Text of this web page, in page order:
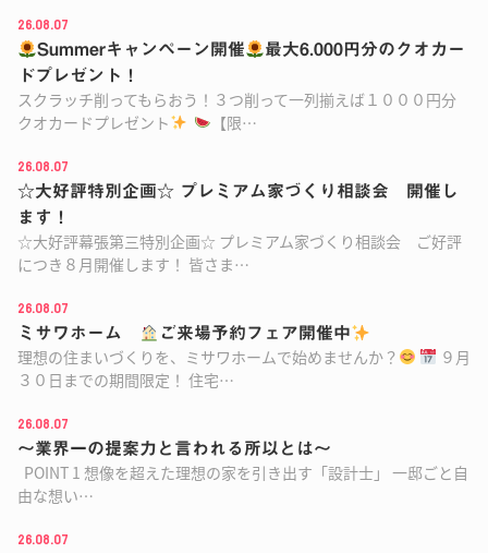
26.08.07
Summerキャンペーン開催
最大6.000円分のクオカー
ドプレゼント！
スクラッチ削ってもらおう！３つ削って一列揃えば１０００円分
クオカードプレゼント
【限…
26.08.07
☆大好評特別企画☆ プレミアム家づくり相談会 開催し
ます！
☆大好評幕張第三特別企画☆ プレミアム家づくり相談会 ご好評
につき８月開催します！ 皆さま…
26.08.07
ミサワホーム
ご来場予約フェア開催中
理想の住まいづくりを、ミサワホームで始めませんか？
９月
３０日までの期間限定！ 住宅…
26.08.07
～業界一の提案力と言われる所以とは～
POINT 1 想像を超えた理想の家を引き出す「設計士」 一邸ごと自
由な想い…
26.08.07